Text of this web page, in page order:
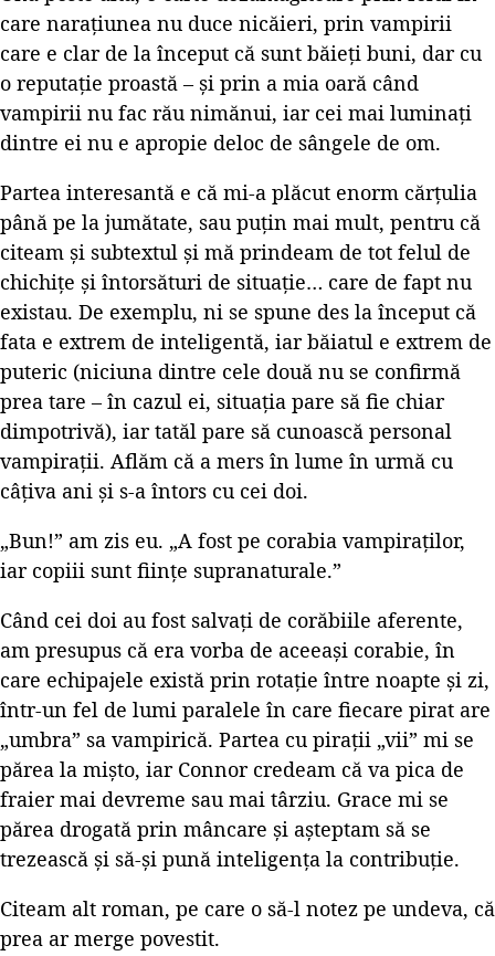
care narațiunea nu duce nicăieri, prin vampirii
care e clar de la început că sunt băieți buni, dar cu
o reputație proastă – și prin a mia oară când
vampirii nu fac rău nimănui, iar cei mai luminați
dintre ei nu e apropie deloc de sângele de om.
Partea interesantă e că mi-a plăcut enorm cărțulia
până pe la jumătate, sau puțin mai mult, pentru că
citeam și subtextul și mă prindeam de tot felul de
chichițe și întorsături de situație… care de fapt nu
existau. De exemplu, ni se spune des la început că
fata e extrem de inteligentă, iar băiatul e extrem de
puteric (niciuna dintre cele două nu se confirmă
prea tare – în cazul ei, situația pare să fie chiar
dimpotrivă), iar tatăl pare să cunoască personal
vampirații. Aflăm că a mers în lume în urmă cu
câțiva ani și s-a întors cu cei doi.
„Bun!” am zis eu. „A fost pe corabia vampiraților,
iar copiii sunt ființe supranaturale.”
Când cei doi au fost salvați de corăbiile aferente,
am presupus că era vorba de aceeași corabie, în
care echipajele există prin rotație între noapte și zi,
într-un fel de lumi paralele în care fiecare pirat are
„umbra” sa vampirică. Partea cu pirații „vii” mi se
părea la mișto, iar Connor credeam că va pica de
fraier mai devreme sau mai târziu. Grace mi se
părea drogată prin mâncare și așteptam să se
trezească și să-și pună inteligența la contribuție.
Citeam alt roman, pe care o să-l notez pe undeva, că
prea ar merge povestit.